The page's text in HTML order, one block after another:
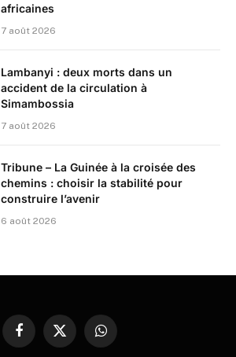
africaines
7 août 2026
Lambanyi : deux morts dans un
accident de la circulation à
Simambossia
7 août 2026
Tribune – La Guinée à la croisée des
chemins : choisir la stabilité pour
construire l’avenir
6 août 2026
FacebookX
(Twitter)
WhatsApp